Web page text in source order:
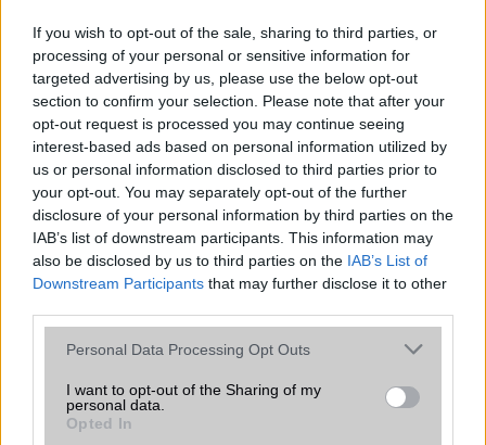
If you wish to opt-out of the sale, sharing to third parties, or
processing of your personal or sensitive information for
targeted advertising by us, please use the below opt-out
section to confirm your selection. Please note that after your
opt-out request is processed you may continue seeing
interest-based ads based on personal information utilized by
us or personal information disclosed to third parties prior to
your opt-out. You may separately opt-out of the further
disclosure of your personal information by third parties on the
IAB’s list of downstream participants. This information may
also be disclosed by us to third parties on the IAB’s List of
Downstream Participants that may further disclose it to other
Please note that this website/app uses one or more Google
not limited to your visit or usage behaviour. You may click to
grant or deny consent to Google and its third-party tags to
use your data for below specified purposes in below Google
Personal Data Processing Opt Outs
I want to opt-out of the Sharing of my
personal data.
Opted In
Telmesternél
2011.02.17
Gond van a mobiloddal és nagyon gyorsan kellene
megjavítani? A Telmester a Telefonguru háttér szervize!
Google nélküli Huawei-ed van? Van
megoldás!
2020.10.27| XDA Developers
A Googlefier a legegyszerűbb út a Google appokhoz